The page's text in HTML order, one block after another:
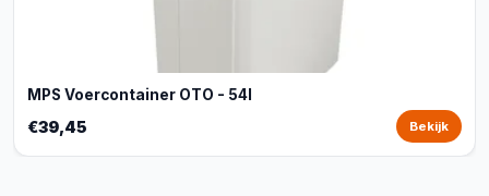
MPS Voercontainer OTO - 54l
€39,45 Bekijk